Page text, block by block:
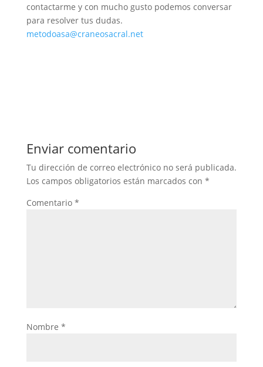
contactarme y con mucho gusto podemos conversar
para resolver tus dudas.
metodoasa@craneosacral.net
Enviar comentario
Tu dirección de correo electrónico no será publicada.
Los campos obligatorios están marcados con *
Comentario *
Nombre *